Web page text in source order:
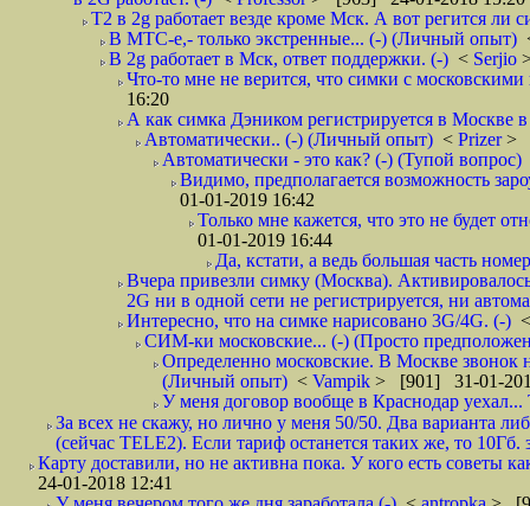
T2 в 2g работает везде кроме Мск. А вот регится
В МТС-е,- только экстренные... (-) (Личный опыт)
В 2g работает в Мск, ответ поддержки. (-) < Serjio
Что-то мне не верится, что симки с
16:20
А как симка Дэником регистрируется в Москве
Автоматически.. (-) (Личный опыт) < Prizer>
Автоматически - это как? (-) (Тупой вопрос)
Видимо, предполагается возможность
01-01-2019 16:42
Только мне кажется, что это не будет
01-01-2019 16:44
Да, кстати, а ведь большая часть
Вчера привезли симку (Москва).
2G ни в одной сети не регистрируется, ни
Интересно, что на симке нарисовано 3G/4G. (-)
СИМ-ки московские... (-) (Просто
Определенно московские. В Москве звонок
(Личный опыт) < Vampik > [901] 31-01-
У меня договор вообще в Краснодар
За всех не скажу, но лично у меня 50/50. Два варианта
(сейчас TELE2). Если тариф останется таких же, то
Карту доставили, но не активна пока. У кого есть советы
24-01-2018 12:41